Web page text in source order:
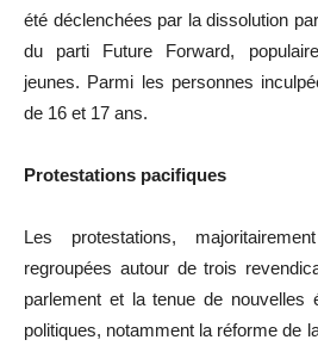
été déclenchées par la dissolution
du parti Future Forward,
jeunes. Parmi les personnes
de 16 et 17 ans.
Protestations pacifiques
Les protestations,
regroupées autour de trois
parlement et la tenue de nouvelles
politiques, notamment la réforme de